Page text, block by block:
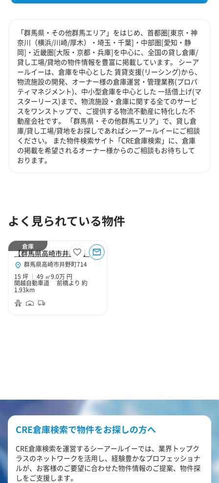
「群馬県・その他群馬エリア」をはじめ、首都圏[東京・神
奈川（横浜/川崎/厚木）・埼玉・千葉]・中部圏[愛知・静
岡]・近畿圏[大阪・京都・兵庫]を中心に、全国の貸し倉庫/
貸し工場/貸地の物件情報を豊富に掲載しています。 シーア
ールイーは、倉庫を中心とした 賃貸支援(リーシング)から、
物流施設の開発、オーナー様の倉庫運営・管理業務(プロパ
ティマネジメント)、中小型倉庫を中心とした 一括借上げ(マ
スターリース)まで、物流施設・倉庫に関する全てのサービ
スをワンストップで、ご提供する物流不動産に特化した不
動産会社です。 「群馬県・その他群馬エリア」で、貸し倉
庫/貸し工場/貸地をお探しであればシーアールイーにご相談
ください。 また物件検索サイト「CRE倉庫検索」に、倉庫
の掲載を希望されるオーナー様からのご相談もお待ちして
おります。
よく見られている物件
【群馬県高崎市井野町】高崎市井野町15坪倉庫
群馬県高崎市井野町714
15 坪
49 ㎡9.0万 円
関越自動車道 前橋より 約
1.93km
倉庫
CRE倉庫検索で物件をお探しの方へ
CRE倉庫検索を運営するシーアールイーでは、業界トップク
ラスのネットワークを活用し、経験豊かなプロフェッショナ
ルが、お客様のご要望に合わせた物件情報のご提案、物件探
しをご支援します。